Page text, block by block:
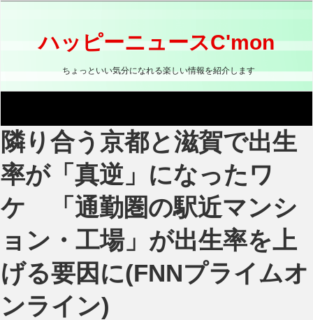
ス
ッ
プ
ハッピーニュースC'mon
ちょっといい気分になれる楽しい情報を紹介します
隣り合う京都と滋賀で出生
率が「真逆」になったワ
ケ 「通勤圏の駅近マンシ
ョン・工場」が出生率を上
げる要因に(FNNプライムオ
ンライン)